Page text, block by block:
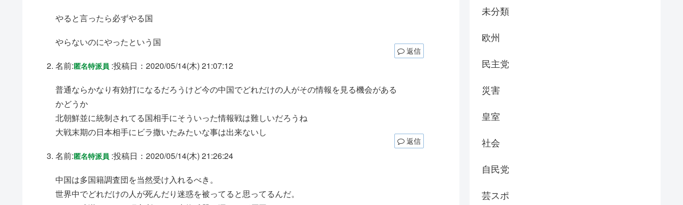
やると言ったら必ずやる国
やらないのにやったという国
返信
名前:匿名特派員 :投稿日：2020/05/14(木) 21:07:12
普通ならかなり有効打になるだろうけど今の中国でどれだけの人がその情報を見る機会がある
かどうか
北朝鮮並に統制されてる国相手にそういった情報戦は難しいだろうね
大戦末期の日本相手にビラ撒いたみたいな事は出来ないし
返信
名前:匿名特派員 :投稿日：2020/05/14(木) 21:26:24
中国は多国籍調査団を当然受け入れるべき。
世界中でどれだけの人が死んだり迷惑を被ってると思ってるんだ。
未分類
欧州
民主党
災害
皇室
社会
自民党
芸スポ